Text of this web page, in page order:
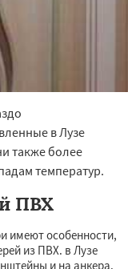
в Лузе
также более
температур.
ПВХ
имеют особенности,
из ПВХ. в Лузе
и на анкера.